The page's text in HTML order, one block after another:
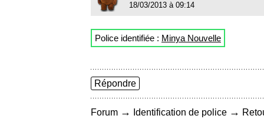
18/03/2013 à 09:14
Police identifiée : Minya Nouvelle
Répondre
Forum → Identification de police →